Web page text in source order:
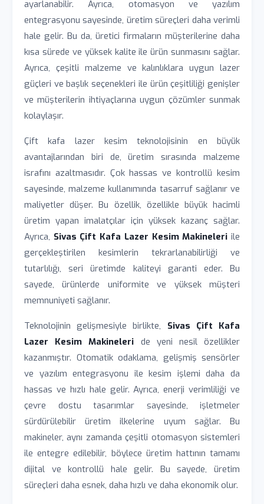
ayarlanabilir. Ayrıca, otomasyon ve yazılım
entegrasyonu sayesinde, üretim süreçleri daha verimli
hale gelir. Bu da, üretici firmaların müşterilerine daha
kısa sürede ve yüksek kalite ile ürün sunmasını sağlar.
Ayrıca, çeşitli malzeme ve kalınlıklara uygun lazer
güçleri ve başlık seçenekleri ile ürün çeşitliliği genişler
ve müşterilerin ihtiyaçlarına uygun çözümler sunmak
kolaylaşır.
Çift kafa lazer kesim teknolojisinin en büyük
avantajlarından biri de, üretim sırasında malzeme
israfını azaltmasıdır. Çok hassas ve kontrollü kesim
sayesinde, malzeme kullanımında tasarruf sağlanır ve
maliyetler düşer. Bu özellik, özellikle büyük hacimli
üretim yapan imalatçılar için yüksek kazanç sağlar.
Ayrıca, Sivas Çift Kafa Lazer Kesim Makineleri ile
gerçekleştirilen kesimlerin tekrarlanabilirliği ve
tutarlılığı, seri üretimde kaliteyi garanti eder. Bu
sayede, ürünlerde uniformite ve yüksek müşteri
memnuniyeti sağlanır.
Teknolojinin gelişmesiyle birlikte, Sivas Çift Kafa
Lazer Kesim Makineleri de yeni nesil özellikler
kazanmıştır. Otomatik odaklama, gelişmiş sensörler
ve yazılım entegrasyonu ile kesim işlemi daha da
hassas ve hızlı hale gelir. Ayrıca, enerji verimliliği ve
çevre dostu tasarımlar sayesinde, işletmeler
sürdürülebilir üretim ilkelerine uyum sağlar. Bu
makineler, aynı zamanda çeşitli otomasyon sistemleri
ile entegre edilebilir, böylece üretim hattının tamamı
dijital ve kontrollü hale gelir. Bu sayede, üretim
süreçleri daha esnek, daha hızlı ve daha ekonomik olur.